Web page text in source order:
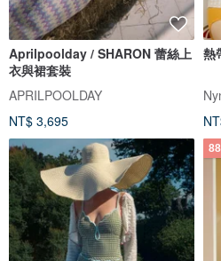
Aprilpoolday / SHARON 蕾絲上
衣與裙套裝
APRILPOOLDAY
NT$ 3,695
熱